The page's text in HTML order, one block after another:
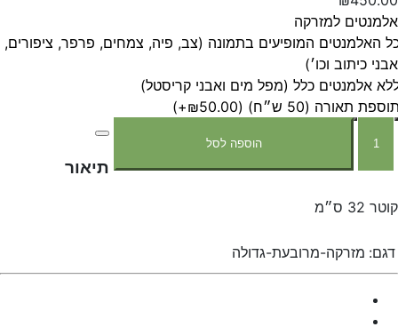
אלמנטים למזרקה
האלמנטים המופיעים בתמונה (צב, פיה, צמחים, פרפר, ציפורים,
אבני כיתוב וכו׳)
אלמנטים כלל (מפל מים ואבני קריסטל)
תאורה (50 ש״ח)
(₪50.00+)
הוספה לסל
תיאור
קוטר 32 ס״מ
דגם: מזרקה-מרובעת-גדולה